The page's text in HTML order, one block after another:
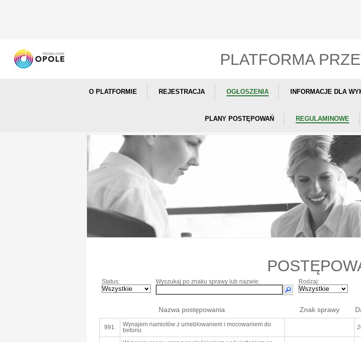
PLATFORMA
O PLATFORMIE REJESTRACJA OGŁOSZENIA INFORMACJE DLA
PLANY POSTĘPOWAŃ REGULAMINOWE
Status: Wyszukaj po znaku sprawy lub nazwie: Rodzaj:
Nazwa postępowania Znak sprawy
991.
Wynajem namiotów z umeblowaniem i mocowaniem do
betonu